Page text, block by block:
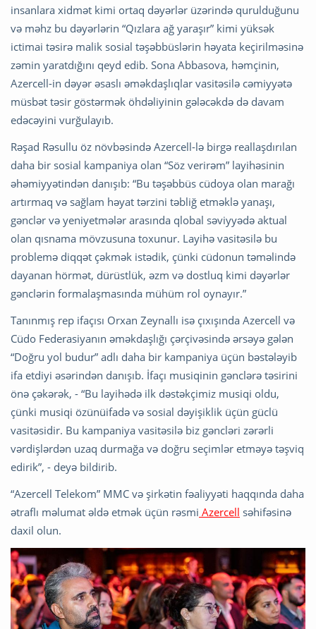
insanlara xidmət kimi ortaq dəyərlər üzərində qurulduğunu
və məhz bu dəyərlərin “Qızlara ağ yaraşır” kimi yüksək
ictimai təsirə malik sosial təşəbbüslərin həyata keçirilməsinə
zəmin yaratdığını qeyd edib. Sona Abbasova, həmçinin,
Azercell-in dəyər əsaslı əməkdaşlıqlar vasitəsilə cəmiyyətə
müsbət təsir göstərmək öhdəliyinin gələcəkdə də davam
edəcəyini vurğulayıb.
Rəşad Rəsullu öz növbəsində Azercell-lə birgə reallaşdırılan
daha bir sosial kampaniya olan “Söz verirəm” layihəsinin
əhəmiyyətindən danışıb: “Bu təşəbbüs cüdoya olan marağı
artırmaq və sağlam həyat tərzini təbliğ etməklə yanaşı,
gənclər və yeniyetmələr arasında qlobal səviyyədə aktual
olan qısnama mövzusuna toxunur. Layihə vasitəsilə bu
problemə diqqət çəkmək istədik, çünki cüdonun təməlində
dayanan hörmət, dürüstlük, əzm və dostluq kimi dəyərlər
gənclərin formalaşmasında mühüm rol oynayır.”
Tanınmış rep ifaçısı Orxan Zeynallı isə çıxışında Azercell və
Cüdo Federasiyanın əməkdaşlığı çərçivəsində ərsəyə gələn
“Doğru yol budur” adlı daha bir kampaniya üçün bəstələyib
ifa etdiyi əsərindən danışıb. İfaçı musiqinin gənclərə təsirini
önə çəkərək, - “Bu layihədə ilk dəstəkçimiz musiqi oldu,
çünki musiqi özünüifadə və sosial dəyişiklik üçün güclü
vasitəsidir. Bu kampaniya vasitəsilə biz gəncləri zərərli
vərdişlərdən uzaq durmağa və doğru seçimlər etməyə təşviq
edirik”, - deyə bildirib.
“Azercell Telekom” MMC və şirkətin fəaliyyəti haqqında daha
ətraflı məlumat əldə etmək üçün rəsmi Azercell səhifəsinə
daxil olun.